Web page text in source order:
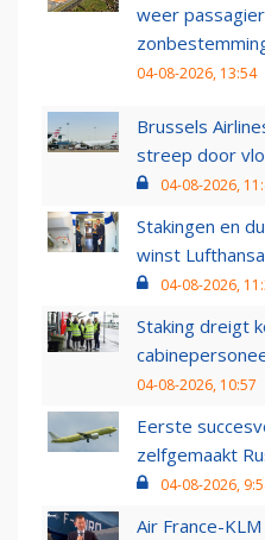
weer
04-08-2026, 13:54
Brussels
streep door
04-08-2026,
Stakingen en
winst
04-08-2026,
Staking dreigt
04-08-2026, 10:57
Eerste
zelfgemaakt
04-08-2026,
Air France-